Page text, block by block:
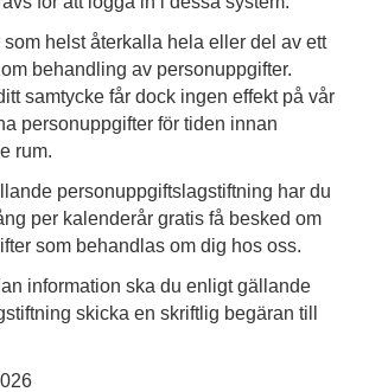
som helst återkalla hela eller del av ett
behandling av personuppgifter.
samtycke får dock ingen effekt på vår
personuppgifter för tiden innan
rum.
personuppgiftslagstiftning har du
per kalenderår gratis få besked om
som behandlas om dig hos oss.
information ska du enligt gällande
skicka en skriftlig begäran till